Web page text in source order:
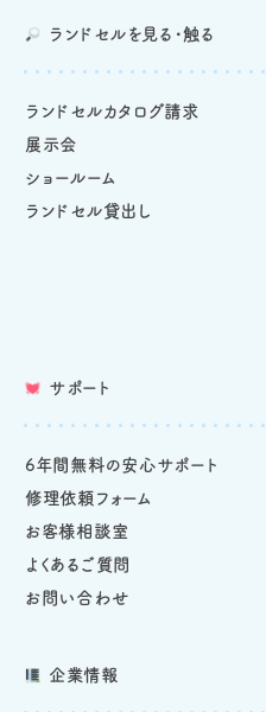
ランドセルを 見る・触る
ランドセルカタログ請求
展示会
ショールーム
ランドセル貸出し
サポート
6年間無料の安心サポート
修理依頼フォーム
お客様相談室
よくあるご質問
お問い合わせ
企業情報